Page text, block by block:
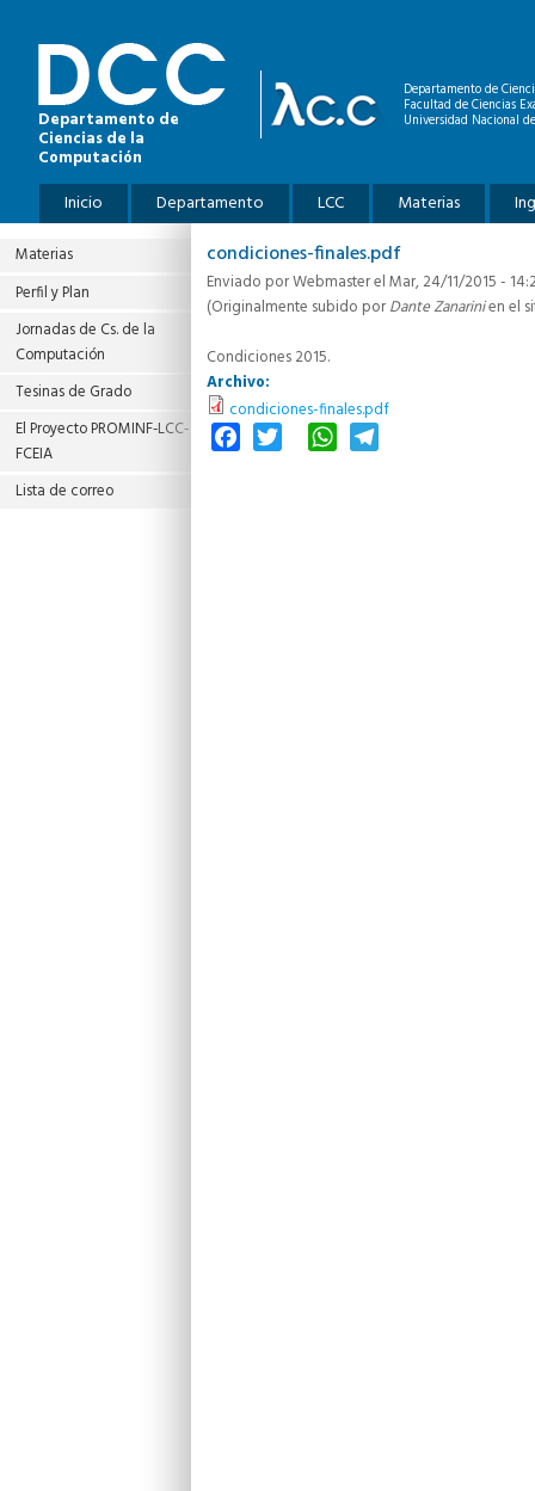
Departamento de
Ciencias de la
Computación
Departamento de
Facultad de Ciencias
Universidad Nacional
Menú principal
Inicio Departamento LCC Materias
Materias
Perfil y Plan
Jornadas de Cs. de la
Computación
Tesinas de Grado
El Proyecto PROMINF‐LCC‐
FCEIA
Lista de correo
condiciones-finales.pdf
Enviado porWebmasterel Mar, 24/11/2015 -
(Originalmente subido porDante Zanarinien el
Condiciones 2015.
Archivo:
condiciones-finales.pdf
FacebookTwitter WhatsApp